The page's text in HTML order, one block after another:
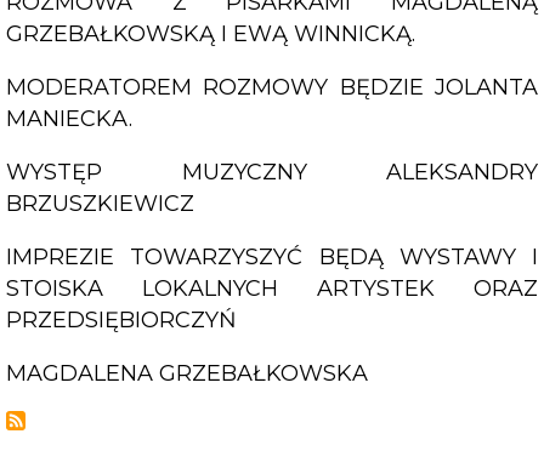
GRZEBAŁKOWSKĄ I EWĄ WINNICKĄ.
MODERATOREM ROZMOWY BĘDZIE JOLANTA
MANIECKA.
WYSTĘP MUZYCZNY ALEKSANDRY
BRZUSZKIEWICZ
IMPREZIE TOWARZYSZYĆ BĘDĄ WYSTAWY I
STOISKA LOKALNYCH ARTYSTEK ORAZ
PRZEDSIĘBIORCZYŃ
MAGDALENA GRZEBAŁKOWSKA